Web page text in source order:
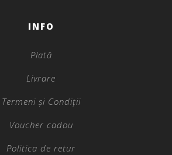
INFO
Plată
Livrare
Termeni și Condiții
Voucher cadou
Politica de retur